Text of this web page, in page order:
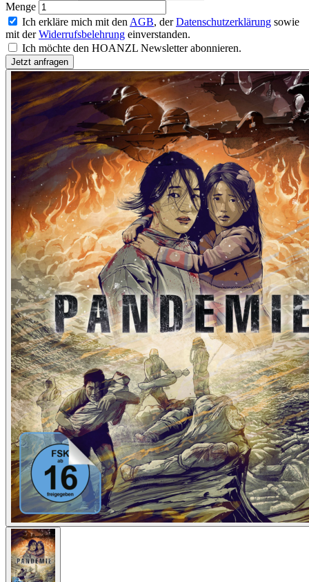
Menge
Ich erkläre mich mit den AGB, derDatenschutzerklärung sowie
mit derWiderrufsbelehrung einverstanden.
Ich möchte den HOANZL Newsletter abonnieren.